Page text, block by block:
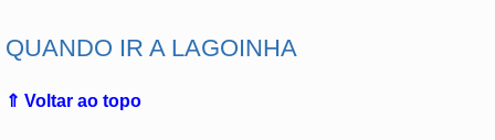
QUANDO IR A LAGOINHA
⇑ Voltar ao topo